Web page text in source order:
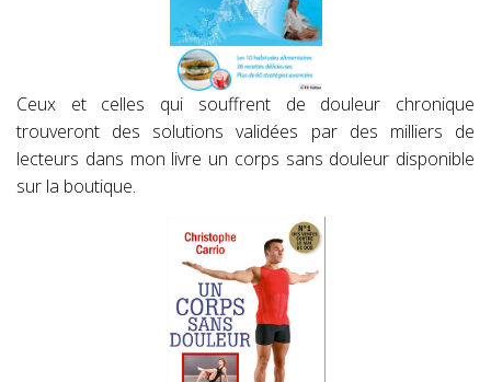
Ceux et celles qui souffrent de douleur chronique
trouveront des solutions validées par des milliers de
lecteurs dans mon livre un corps sans douleur disponible
sur la boutique.